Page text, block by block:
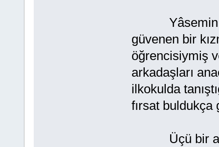
Yâsemin
güvenen bir
öğrencisiymiş
arkadaşları
ilkokulda
fırsat
Üçü bir